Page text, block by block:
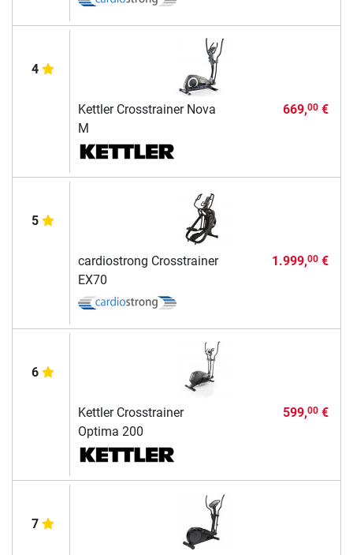
4
Kettler Crosstrainer Nova
M
669,00€
5
cardiostrong Crosstrainer
EX70
1.999,00€
6
Kettler Crosstrainer
Optima 200
599,00€
7